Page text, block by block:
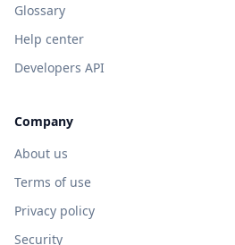
Glossary
Help center
Developers API
Company
About us
Terms of use
Privacy policy
Security